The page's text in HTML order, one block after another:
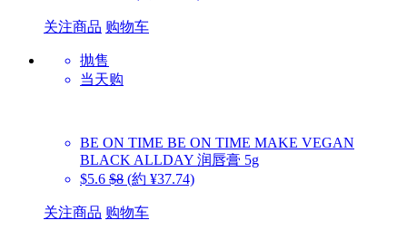
关注商品 购物车
抛售
当天购
BE ON TIME BE ON TIME MAKE VEGAN
BLACK ALLDAY 润唇膏 5g
$5.6 $8 (約 ¥37.74)
关注商品 购物车